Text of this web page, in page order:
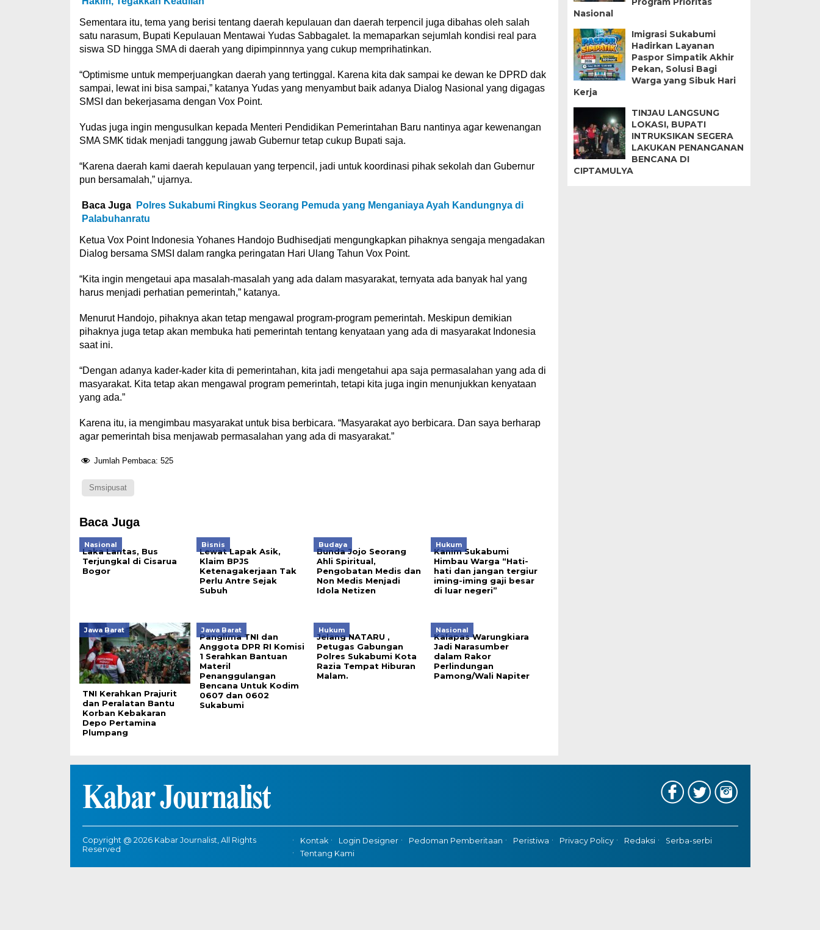
Sementara itu, tema yang berisi tentang daerah kepulauan dan daerah terpencil juga dibahas oleh salah
satu narasum, Bupati Kepulauan Mentawai Yudas Sabbagalet. Ia memaparkan sejumlah kondisi real para
siswa SD hingga SMA di daerah yang dipimpinnnya yang cukup memprihatinkan.
“Optimisme untuk memperjuangkan daerah yang tertinggal. Karena kita dak sampai ke dewan ke DPRD dak
sampai, lewat ini bisa sampai,” katanya Yudas yang menyambut baik adanya Dialog Nasional yang digagas
SMSI dan bekerjasama dengan Vox Point.
Yudas juga ingin mengusulkan kepada Menteri Pendidikan Pemerintahan Baru nantinya agar kewenangan
SMA SMK tidak menjadi tanggung jawab Gubernur tetap cukup Bupati saja.
“Karena daerah kami daerah kepulauan yang terpencil, jadi untuk koordinasi pihak sekolah dan Gubernur
pun bersamalah,” ujarnya.
Baca Juga
Polres Sukabumi Ringkus Seorang Pemuda yang Menganiaya Ayah Kandungnya di
Palabuhanratu
Ketua Vox Point Indonesia Yohanes Handojo Budhisedjati mengungkapkan pihaknya sengaja mengadakan
Dialog bersama SMSI dalam rangka peringatan Hari Ulang Tahun Vox Point.
“Kita ingin mengetaui apa masalah-masalah yang ada dalam masyarakat, ternyata ada banyak hal yang
harus menjadi perhatian pemerintah,” katanya.
Menurut Handojo, pihaknya akan tetap mengawal program-program pemerintah. Meskipun demikian
pihaknya juga tetap akan membuka hati pemerintah tentang kenyataan yang ada di masyarakat Indonesia
saat ini.
“Dengan adanya kader-kader kita di pemerintahan, kita jadi mengetahui apa saja permasalahan yang ada di
masyarakat. Kita tetap akan mengawal program pemerintah, tetapi kita juga ingin menunjukkan kenyataan
yang ada.”
Karena itu, ia mengimbau masyarakat untuk bisa berbicara. “Masyarakat ayo berbicara. Dan saya berharap
agar pemerintah bisa menjawab permasalahan yang ada di masyarakat.”
Jumlah Pembaca: 525
Smsipusat
Baca Juga
Nasional
Laka Lantas, Bus
Terjungkal di Cisarua
Bogor
Bisnis
Lewat Lapak Asik,
Klaim BPJS
Ketenagakerjaan Tak
Perlu Antre Sejak
Subuh
Budaya
Bunda Jojo Seorang
Ahli Spiritual,
Pengobatan Medis dan
Non Medis Menjadi
Idola Netizen
Hukum
Kanim Sukabumi
Himbau Warga “Hati-
hati dan jangan tergiur
iming-iming gaji besar
di luar negeri”
Jawa Barat
TNI Kerahkan Prajurit
dan Peralatan Bantu
Korban Kebakaran
Depo Pertamina
Plumpang
Jawa Barat
Panglima TNI dan
Anggota DPR RI Komisi
1 Serahkan Bantuan
Materil
Penanggulangan
Bencana Untuk Kodim
0607 dan 0602
Sukabumi
Hukum
Jelang NATARU ,
Petugas Gabungan
Polres Sukabumi Kota
Razia Tempat Hiburan
Malam.
Nasional
Kalapas Warungkiara
Jadi Narasumber
dalam Rakor
Perlindungan
Pamong/Wali Napiter
Nasional
Imigrasi Sukabumi
Hadirkan Layanan
Paspor Simpatik Akhir
Pekan, Solusi Bagi
Warga yang Sibuk Hari
Kerja
TINJAU LANGSUNG
LOKASI, BUPATI
INTRUKSIKAN SEGERA
LAKUKAN PENANGANAN
BENCANA DI
CIPTAMULYA
Copyright @ 2026 Kabar Journalist, All Rights
Reserved
Kontak Login Designer Pedoman Pemberitaan Peristiwa Privacy Policy Redaksi
Serba-serbi
Tentang Kami